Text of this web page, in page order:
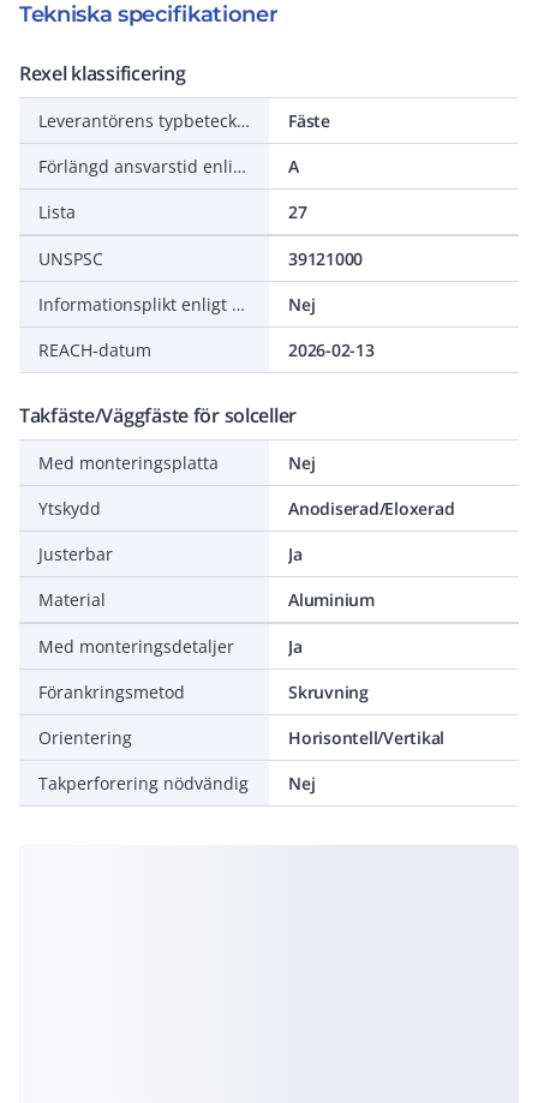
Tekniska specifikationer
Rexel klassificering
Leverantörens typbeteckning
Fäste
Förlängd ansvarstid enligt ALEM-09
A
Lista
27
UNSPSC
39121000
Informationsplikt enligt REACH
Nej
REACH-datum
2026-02-13
Takfäste/Väggfäste för solceller
Med monteringsplatta
Nej
Ytskydd
Anodiserad/Eloxerad
Justerbar
Ja
Material
Aluminium
Med monteringsdetaljer
Ja
Förankringsmetod
Skruvning
Orientering
Horisontell/Vertikal
Takperforering nödvändig
Nej